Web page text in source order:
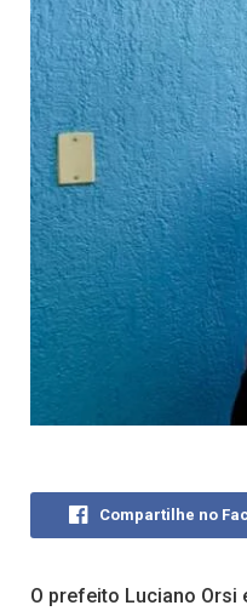
Compartilhe no
O prefeito Luciano Orsi